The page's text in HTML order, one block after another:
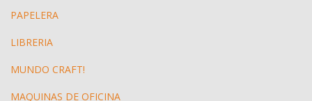
PAPELERA
LIBRERIA
MUNDO CRAFT!
MAQUINAS DE OFICINA